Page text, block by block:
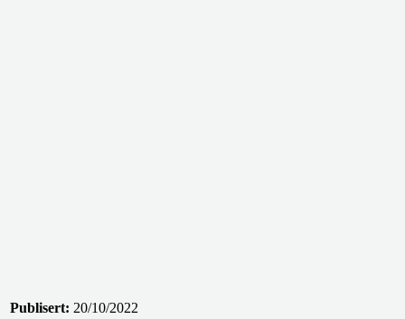
Publisert: 20/10/2022